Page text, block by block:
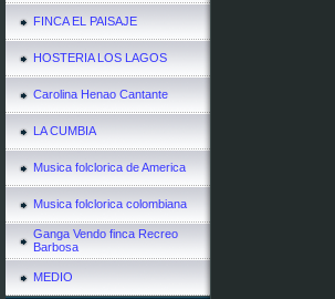
FINCA EL PAISAJE
HOSTERIA LOS LAGOS
Carolina Henao Cantante
LA CUMBIA
Musica folclorica de America
Musica folclorica colombiana
Ganga Vendo finca Recreo
Barbosa
MEDIO